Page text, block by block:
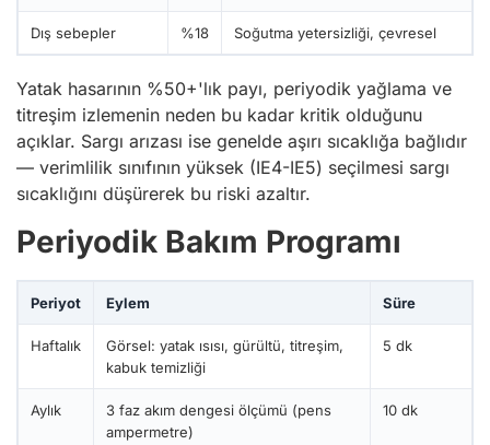
Dış sebepler %18 Soğutma yetersizliği, çevresel
Yatak hasarının %50+'lık payı, periyodik yağlama ve
titreşim izlemenin neden bu kadar kritik olduğunu
açıklar. Sargı arızası ise genelde aşırı sıcaklığa bağlıdır
— verimlilik sınıfının yüksek (IE4-IE5) seçilmesi sargı
sıcaklığını düşürerek bu riski azaltır.
Periyodik Bakım Programı
Periyot Eylem Süre
Haftalık
Görsel: yatak ısısı, gürültü, titreşim,
kabuk temizliği
5 dk
Aylık
3 faz akım dengesi ölçümü (pens
ampermetre)
10 dk